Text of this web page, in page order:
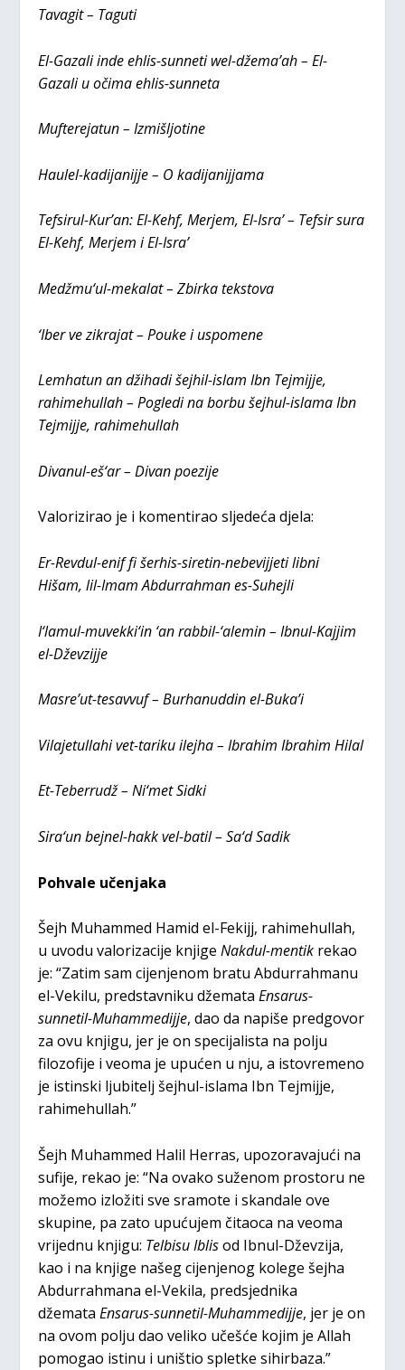
Tavagit – Taguti
El-Gazali inde ehlis-sunneti wel-džema’ah – El-
Gazali u očima ehlis-sunneta
Mufterejatun – Izmišljotine
Haulel-kadijanijje – O kadijanijjama
Tefsirul-Kur’an: El-Kehf, Merjem, El-Isra’ – Tefsir sura
El-Kehf, Merjem i El-Isra’
Medžmu‘ul-mekalat – Zbirka tekstova
‘Iber ve zikrajat – Pouke i uspomene
Lemhatun an džihadi šejhil-islam Ibn Tejmijje,
rahimehullah – Pogledi na borbu šejhul-islama Ibn
Tejmijje, rahimehullah
Divanul-eš‘ar – Divan poezije
Valorizirao je i komentirao sljedeća djela:
Er-Revdul-enif fi šerhis-siretin-nebevijjeti libni
Hišam, lil-Imam Abdurrahman es-Suhejli
I‘lamul-muvekki‘in ‘an rabbil-‘alemin – Ibnul-Kajjim
el-Dževzijje
Masre’ut-tesavvuf – Burhanuddin el-Buka’i
Vilajetullahi vet-tariku ilejha – Ibrahim Ibrahim Hilal
Et-Teberrudž – Ni‘met Sidki
Sira‘un bejnel-hakk vel-batil – Sa‘d Sadik
Pohvale učenjaka
Šejh Muhammed Hamid el-Fekijj, rahimehullah,
u uvodu valorizacije knjigeNakdul-mentik rekao
je: “Zatim sam cijenjenom bratu Abdurrahmanu
el-Vekilu, predstavniku džemataEnsarus-
sunnetil-Muhammedijje, dao da napiše predgovor
za ovu knjigu, jer je on specijalista na polju
filozofije i veoma je upućen u nju, a istovremeno
je istinski ljubitelj šejhul-islama Ibn Tejmijje,
rahimehullah.”
Šejh Muhammed Halil Herras, upozoravajući na
sufije, rekao je: “Na ovako suženom prostoru ne
možemo izložiti sve sramote i skandale ove
skupine, pa zato upućujem čitaoca na veoma
vrijednu knjigu: Telbisu Iblisod Ibnul-Dževzija,
kao i na knjige našeg cijenjenog kolege šejha
Abdurrahmana el-Vekila, predsjednika
džemataEnsarus-sunnetil-Muhammedijje, jer je on
na ovom polju dao veliko učešće kojim je Allah
pomogao istinu i uništio spletke sihirbaza.”